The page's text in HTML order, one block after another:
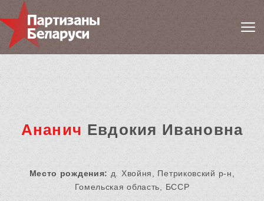
Ананич Евдокия Ивановна
Место рождения: д. Хвойня, Петриковский р-н,
Гомельская область, БССР